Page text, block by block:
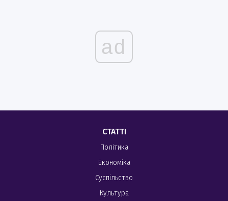
ad
СТАТТІ
Політика
Економіка
Суспільство
Культура